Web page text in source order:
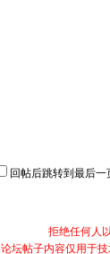
回帖后跳转到最后一
拒绝任何人
论坛帖子内容仅用于